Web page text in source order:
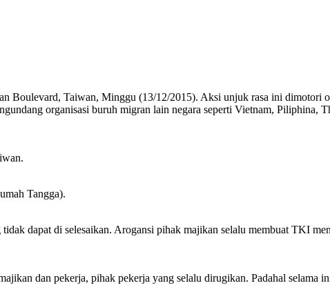
Boulevard, Taiwan, Minggu (13/12/2015). Aksi unjuk rasa ini dimotori
organisasi buruh migran lain negara seperti Vietnam, Piliphina,
Tangga).
dapat di selesaikan. Arogansi pihak majikan selalu membuat TKI
dan pekerja, pihak pekerja yang selalu dirugikan. Padahal selama